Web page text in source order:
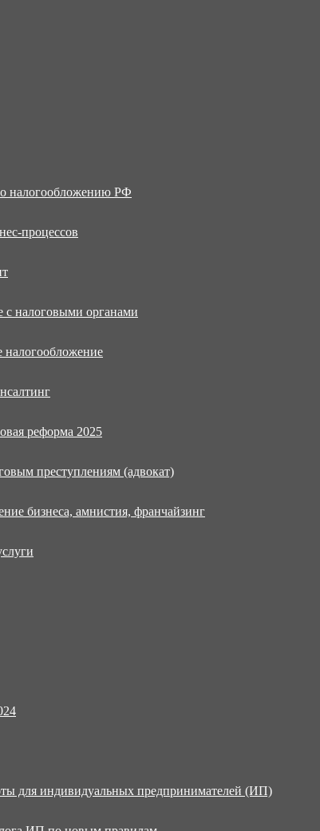
налогообложению РФ
процессов
с налоговыми органами
реформа 2025
преступлениям (адвокат)
бизнеса, амнистия, франчайзинг
для индивидуальных предпринимателей (ИП)